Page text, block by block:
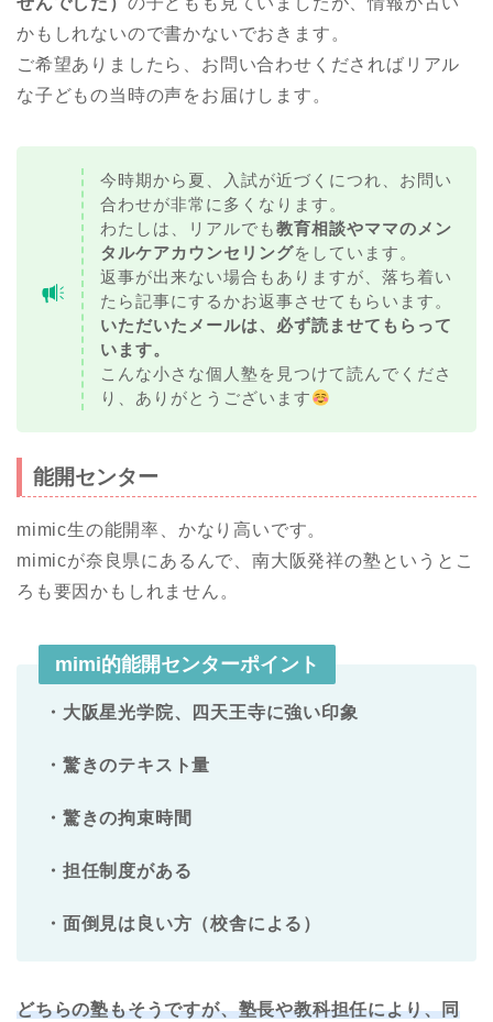
かもしれないので書かないでおきます。
ご希望ありましたら、お問い合わせくださればリアル
な子どもの当時の声をお届けします。
今時期から夏、入試が近づくにつれ、お問い
合わせが非常に多くなります。
わたしは、リアルでも教育相談やママのメン
タルケアカウンセリングをしています。
返事が出来ない場合もありますが、落ち着い
たら記事にするかお返事させてもらいます。
いただいたメールは、必ず読ませてもらって
います。
こんな小さな個人塾を見つけて読んでくださ
り、ありがとうございます
能開センター
mimic生の能開率、かなり高いです。
mimicが奈良県にあるんで、南大阪発祥の塾というとこ
ろも要因かもしれません。
mimi的能開センターポイント
・大阪星光学院、四天王寺に強い印象
・驚きのテキスト量
・驚きの拘束時間
・担任制度がある
・面倒見は良い方（校舎による）
どちらの塾もそうですが、塾長や教科担任により、同